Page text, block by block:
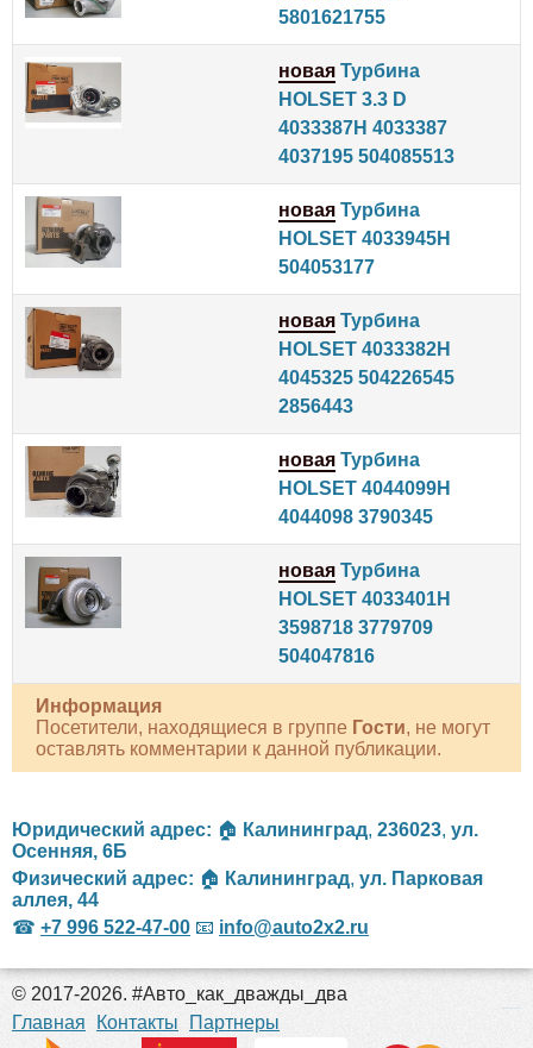
5801621755
новая Турбина
HOLSET 3.3 D
4033387H 4033387
4037195 504085513
новая Турбина
HOLSET 4033945H
504053177
новая Турбина
HOLSET 4033382H
4045325 504226545
2856443
новая Турбина
HOLSET 4044099H
4044098 3790345
новая Турбина
HOLSET 4033401H
3598718 3779709
504047816
Информация
Посетители, находящиеся в группе Гости, не могут
оставлять комментарии к данной публикации.
Юридический адрес: 🏠 Калининград, 236023, ул.
Осенняя, 6Б
Физический адрес: 🏠 Калининград, ул. Парковая
аллея, 44
☎ +7 996 522-47-00 📧 info@auto2x2.ru
© 2017-2026. #Авто_как_дважды_два
Главная
Контакты Партнеры